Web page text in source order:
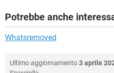
Potrebbe anche
Whatsremoved
Ultimo aggiornamento3 aprile